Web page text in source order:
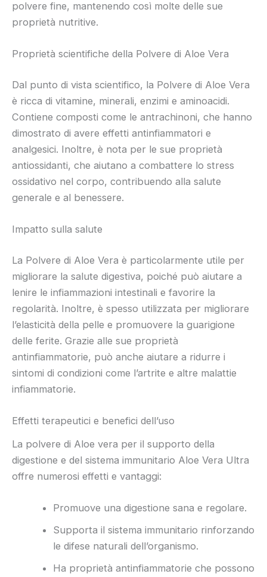
polvere fine, mantenendo così molte delle sue
proprietà nutritive.
Proprietà scientifiche della Polvere di Aloe Vera
Dal punto di vista scientifico, la Polvere di Aloe Vera
è ricca di vitamine, minerali, enzimi e aminoacidi.
Contiene composti come le antrachinoni, che hanno
dimostrato di avere effetti antinfiammatori e
analgesici. Inoltre, è nota per le sue proprietà
antiossidanti, che aiutano a combattere lo stress
ossidativo nel corpo, contribuendo alla salute
generale e al benessere.
Impatto sulla salute
La Polvere di Aloe Vera è particolarmente utile per
migliorare la salute digestiva, poiché può aiutare a
lenire le infiammazioni intestinali e favorire la
regolarità. Inoltre, è spesso utilizzata per migliorare
l’elasticità della pelle e promuovere la guarigione
delle ferite. Grazie alle sue proprietà
antinfiammatorie, può anche aiutare a ridurre i
sintomi di condizioni come l’artrite e altre malattie
infiammatorie.
Effetti terapeutici e benefici dell’uso
La polvere di Aloe vera per il supporto della
digestione e del sistema immunitario Aloe Vera Ultra
offre numerosi effetti e vantaggi:
Promuove una digestione sana e regolare.
Supporta il sistema immunitario rinforzando
le difese naturali dell’organismo.
Ha proprietà antinfiammatorie che possono